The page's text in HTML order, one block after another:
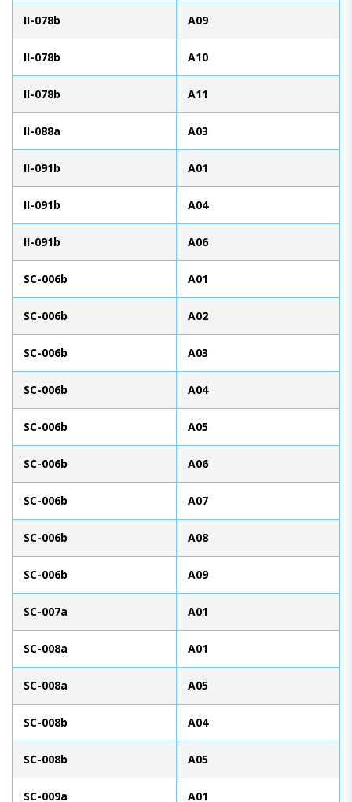
II-078b A09
II-078b A10
II-078b A11
II-088a A03
II-091b A01
II-091b A04
II-091b A06
SC-006b A01
SC-006b A02
SC-006b A03
SC-006b A04
SC-006b A05
SC-006b A06
SC-006b A07
SC-006b A08
SC-006b A09
SC-007a A01
SC-008a A01
SC-008a A05
SC-008b A04
SC-008b A05
SC-009a A01